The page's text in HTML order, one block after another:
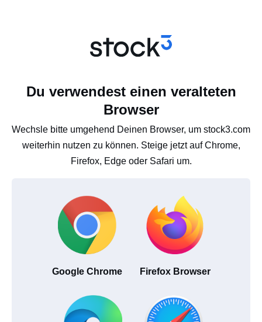
Du verwendest einen veralteten
Browser
Wechsle bitte umgehend Deinen Browser, um stock3.com
weiterhin nutzen zu können. Steige jetzt auf Chrome,
Firefox, Edge oder Safari um.
Google Chrome Firefox Browser